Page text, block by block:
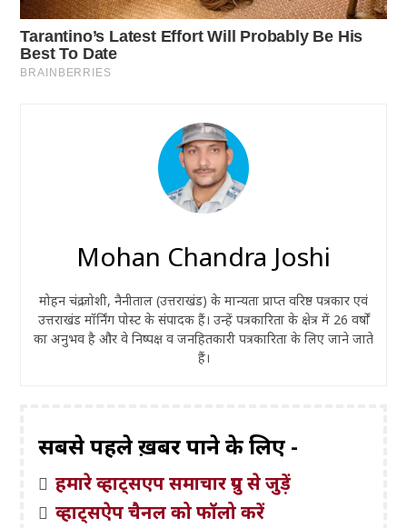
Mohan Chandra Joshi
मोहन चंद्र जोशी, नैनीताल (उत्तराखंड) के मान्यता प्राप्त वरिष्ठ पत्रकार एवं
उत्तराखंड मॉर्निंग पोस्ट के संपादक हैं। उन्हें पत्रकारिता के क्षेत्र में 26 वर्षों
का अनुभव है और वे निष्पक्ष व जनहितकारी पत्रकारिता के लिए जाने जाते
हैं।
सबसे पहले ख़बरें पाने के लिए -
हमारे व्हाट्सएप समाचार ग्रुप से जुड़ें
व्हाट्सऐप चैनल को फॉलो करें